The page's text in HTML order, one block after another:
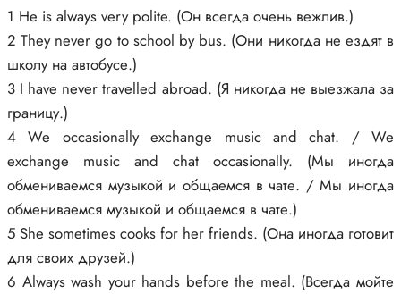
1 He is always very polite. (Он всегда очень вежлив.)
2 They never go to school by bus. (Они никогда не ездят в
школу на автобусе.)
3 I have never travelled abroad. (Я никогда не выезжала за
границу.)
4 We occasionally exchange music and chat. / We
exchange music and chat occasionally. (Мы иногда
обмениваемся музыкой и общаемся в чате. / Мы иногда
обмениваемся музыкой и общаемся в чате.)
5 She sometimes cooks for her friends. (Она иногда готовит
для своих друзей.)
6 Always wash your hands before the meal. (Всегда мойте